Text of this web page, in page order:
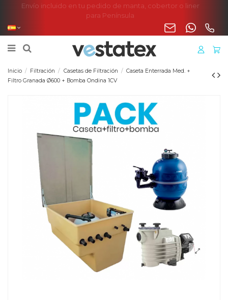
Envío incluido en tu pedido de manta, cobertor o liner
para Península
Inicio Filtración Casetas de Filtración
Caseta Enterrada Med. +
Filtro Granada Ø600 + Bomba Ondina 1CV